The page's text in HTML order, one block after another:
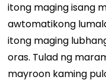
itong maging isang
awtomatikong
itong maging
oras. Tulad ng
mayroon kaming